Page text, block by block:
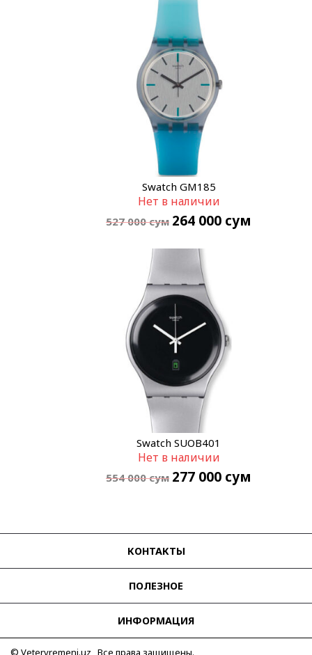
Swatch GM185
Нет в наличии
527 000сум 264 000 сум
Swatch SUOB401
Нет в наличии
554 000сум 277 000 сум
КОНТАКТЫ
ПОЛЕЗНОЕ
ИНФОРМАЦИЯ
© Vetervremeni.uz Все права защищены.